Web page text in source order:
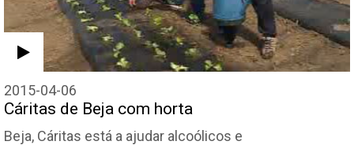
2015-04-06
Cáritas de Beja com horta
Beja, Cáritas está a ajudar alcoólicos e